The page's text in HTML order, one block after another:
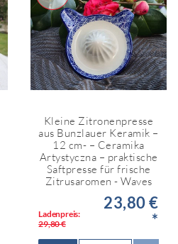
Kleine Zitronenpresse
aus Bunzlauer Keramik –
12 cm- – Ceramika
Artystyczna – praktische
Saftpresse für frische
Zitrusaromen - Waves
Ladenpreis:
29,80 €
23,80 €
*